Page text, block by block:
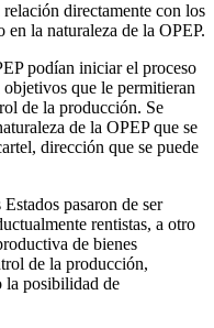
directamente con los
en la naturaleza de la OPEP.
podían iniciar el proceso
que le permitieran
de la producción. Se
de la OPEP que se
dirección que se puede
pasaron de ser
rentistas, a otro
de bienes
de la producción,
la posibilidad de